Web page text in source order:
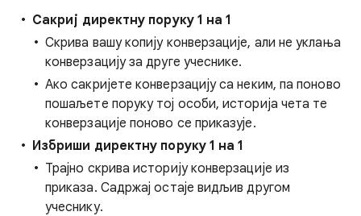
Сакриј директну поруку 1 на 1
Скрива вашу копију конверзације, али не уклања
конверзацију за друге учеснике.
Ако сакријете конверзацију са неким, па поново
пошаљете поруку тој особи, историја чета те
конверзације поново се приказује.
Избриши директну поруку 1 на 1
Трајно скрива историју конверзације из
приказа. Садржај остаје видљив другом
учеснику.